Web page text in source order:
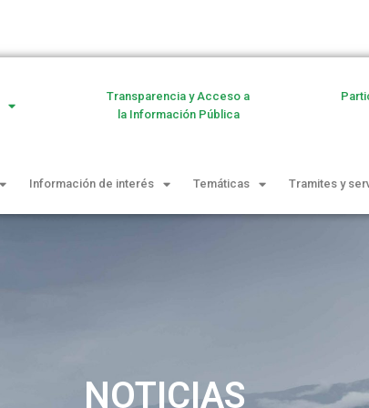
Transparencia y Acceso a
la Información Pública
Información de interés Temáticas Tramites y
NOTICIAS